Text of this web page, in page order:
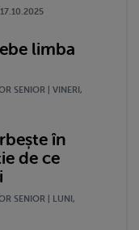
limba
SENIOR | VINERI,
în
de ce
SENIOR | LUNI,